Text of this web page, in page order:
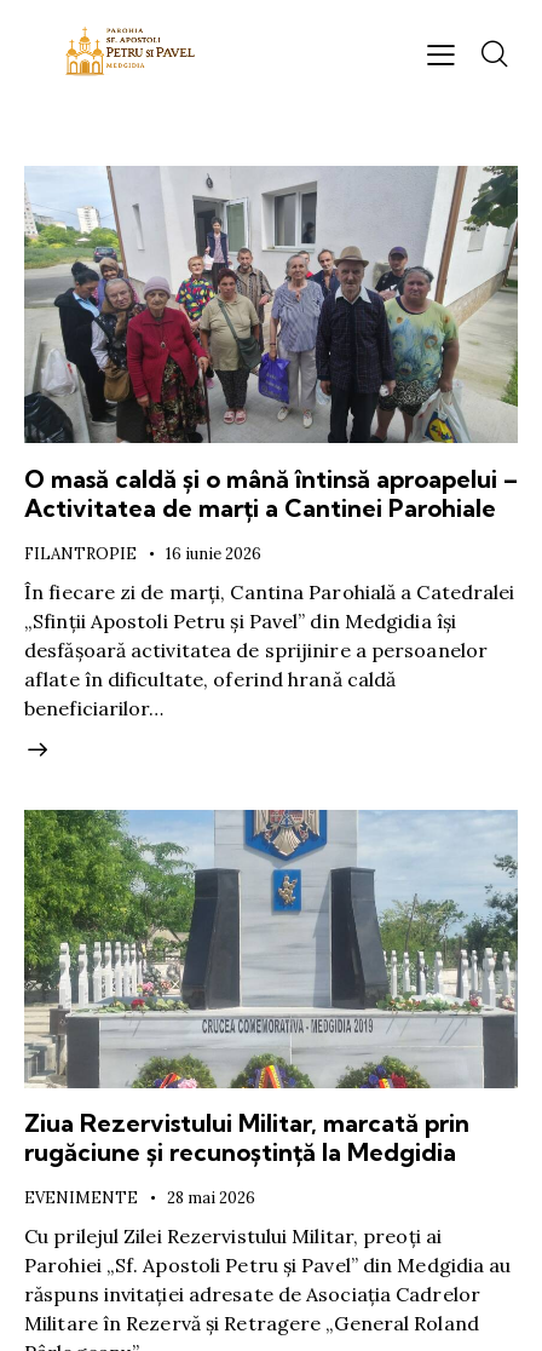
O masă caldă și o mână întinsă aproapelui –
Activitatea de marți a Cantinei Parohiale
FILANTROPIE 16 iunie 2026
În fiecare zi de marți, Cantina Parohială a Catedralei
„Sfinții Apostoli Petru și Pavel” din Medgidia își
desfășoară activitatea de sprijinire a persoanelor
aflate în dificultate, oferind hrană caldă
beneficiarilor…
Ziua Rezervistului Militar, marcată prin
rugăciune și recunoștință la Medgidia
EVENIMENTE 28 mai 2026
Cu prilejul Zilei Rezervistului Militar, preoți ai
Parohiei „Sf. Apostoli Petru și Pavel” din Medgidia au
răspuns invitației adresate de Asociația Cadrelor
Militare în Rezervă și Retragere „General Roland